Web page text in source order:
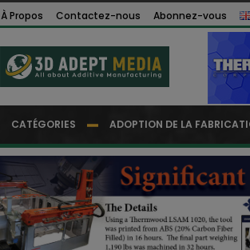
À Propos Contactez-nous Abonnez-vous
CATÉGORIES ADOPTION DE LA